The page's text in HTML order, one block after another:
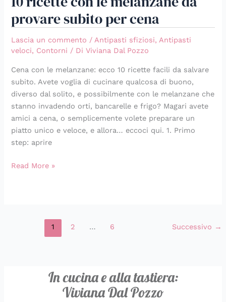
provare subito per cena
Lascia un commento /Antipasti sfiziosi,Antipasti
veloci, Contorni / DiViviana Dal Pozzo
Cena con le melanzane: ecco 10 ricette facili da salvare
subito. Avete voglia di cucinare qualcosa di buono,
diverso dal solito, e possibilmente con le melanzane che
stanno invadendo orti, bancarelle e frigo? Magari avete
amici a cena, o semplicemente volete preparare un
piatto unico e veloce, e allora… eccoci qui. 1. Primo
step: aprire
Read More »
1 2 … 6 Successivo →
In cucina e alla tastiera:
Viviana Dal Pozzo